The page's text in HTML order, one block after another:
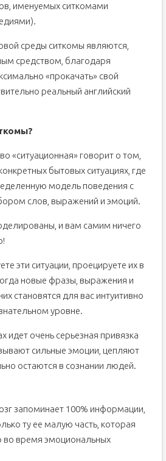
именуемых ситкомами
среды ситкомы являются,
средством, благодаря
«прокачать» свой
реальный английский
«ситуационная» говорит о том,
бытовых ситуациях, где
модель поведения с
слов, выражений и эмоций.
и вам самим ничего
эти ситуации, проецируете их в
новые фразы, выражения и
становятся для вас интуитивно
уровне.
идет очень серьезная привязка
сильные эмоции, цепляют
остаются в сознании людей.
запоминает 100% информации,
ту ее малую часть, которая
во время эмоциональных